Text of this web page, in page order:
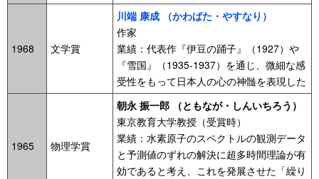
1968 文学賞
川端 康成 （かわばた・やすなり）
作家
業績：代表作『伊豆の踊子』（1927）や
『雪国』（1935-1937）を通じ、微細な感
受性をもって日本人の心の神髄を表現した
1965 物理学賞
朝永 振一郎 （ともなが・しんいちろう）
東京教育大学教授（受賞時）
業績：水素原子のスペクトルの観測データ
と予測値のずれの解決に超多時間理論が有
効であると考え、これを発展させた「繰り